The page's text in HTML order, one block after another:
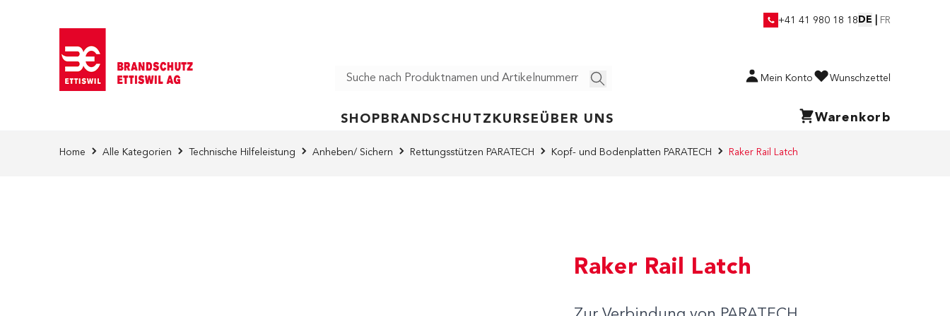
+41 41 980 18 18 DE FR
Mein Konto Wunschzettel
SHOP BRANDSCHUTZ KURSE ÜBER UNS Warenkorb
Home Alle Kategorien Technische Hilfeleistung Anheben/ Sichern Rettungsstützen PARATECH Kopf- und Bodenplatten PARATECH Raker Rail Latch
Raker Rail Latch